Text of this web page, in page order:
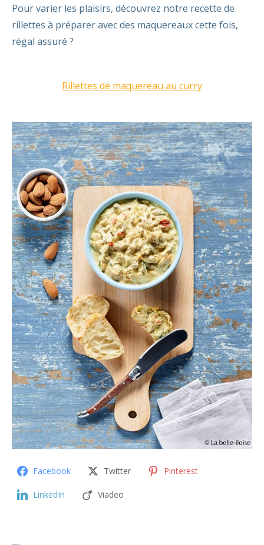
Pour varier les plaisirs, découvrez notre recette de
rillettes à préparer avec des maquereaux cette fois,
régal assuré ?
Rillettes de maquereau au curry
Facebook Twitter Pinterest
LinkedIn Viadeo